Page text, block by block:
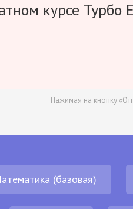
курсе Турбо
Нажимая на кнопку
(базовая)